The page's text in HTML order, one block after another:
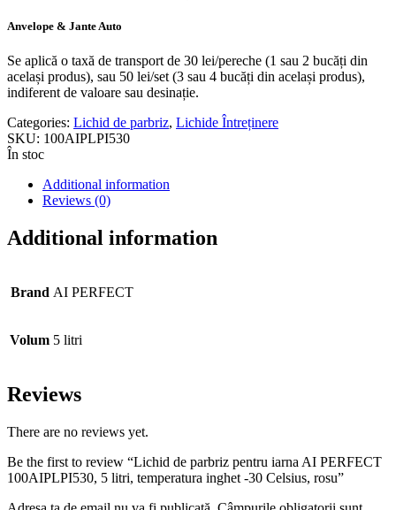
Anvelope & Jante Auto
Se aplică o taxă de transport de 30 lei/pereche (1 sau 2 bucăți din
același produs), sau 50 lei/set (3 sau 4 bucăți din același produs),
indiferent de valoare sau desinație.
Categories: Lichid de parbriz, Lichide Întreținere
SKU: 100AIPLPI530
În stoc
Additional information
Reviews (0)
Additional information
Brand AI PERFECT
Volum 5 litri
Reviews
There are no reviews yet.
Be the first to review “Lichid de parbriz pentru iarna AI PERFECT
100AIPLPI530, 5 litri, temperatura inghet -30 Celsius, rosu”